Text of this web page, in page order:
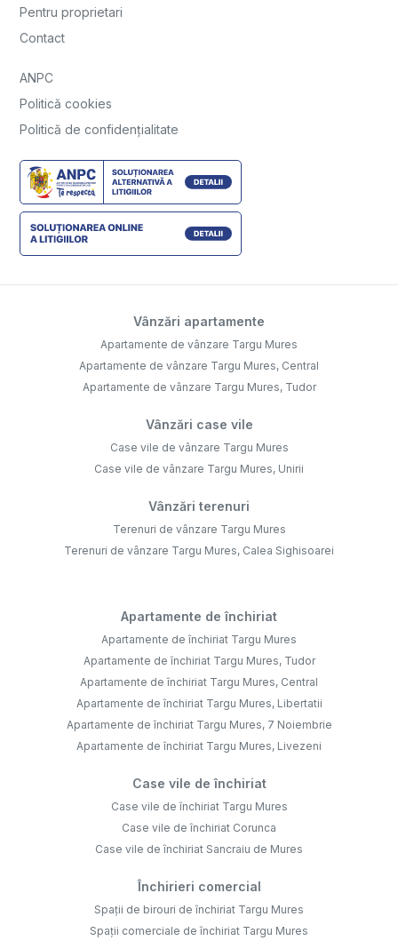
Pentru proprietari
Contact
ANPC
Politică cookies
Politică de confidențialitate
Vânzări apartamente
Apartamente de vânzare Targu Mures
Apartamente de vânzare Targu Mures, Central
Apartamente de vânzare Targu Mures, Tudor
Vânzări case vile
Case vile de vânzare Targu Mures
Case vile de vânzare Targu Mures, Unirii
Vânzări terenuri
Terenuri de vânzare Targu Mures
Terenuri de vânzare Targu Mures, Calea Sighisoarei
Apartamente de închiriat
Apartamente de închiriat Targu Mures
Apartamente de închiriat Targu Mures, Tudor
Apartamente de închiriat Targu Mures, Central
Apartamente de închiriat Targu Mures, Libertatii
Apartamente de închiriat Targu Mures, 7 Noiembrie
Apartamente de închiriat Targu Mures, Livezeni
Case vile de închiriat
Case vile de închiriat Targu Mures
Case vile de închiriat Corunca
Case vile de închiriat Sancraiu de Mures
Închirieri comercial
Spații de birouri de închiriat Targu Mures
Spații comerciale de închiriat Targu Mures